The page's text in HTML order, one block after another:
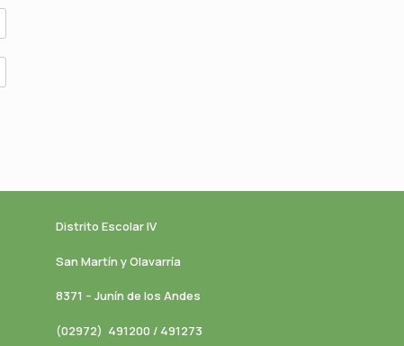
Distrito Escolar IV
San Martín y Olavarría
8371 – Junín de los Andes
(02972) 491200 / 491273